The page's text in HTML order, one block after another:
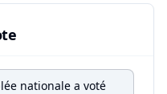
nationale a voté